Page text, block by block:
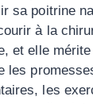
sa poitrine
à la
et elle
les
les